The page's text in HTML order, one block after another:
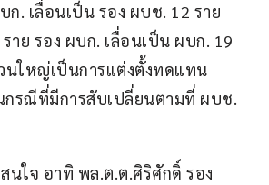
ก. เลื่อนเป็น รอง ผบช. 12 ราย
าย รอง ผบก. เลื่อนเป็น ผบก. 19
นใหญ่เป็นการแต่งตั้งทดแทน
กรณีที่มีการสับเปลี่ยนตามที่ ผบช.
นใจ อาทิ พล.ต.ต.ศิริศักดิ์ รอง